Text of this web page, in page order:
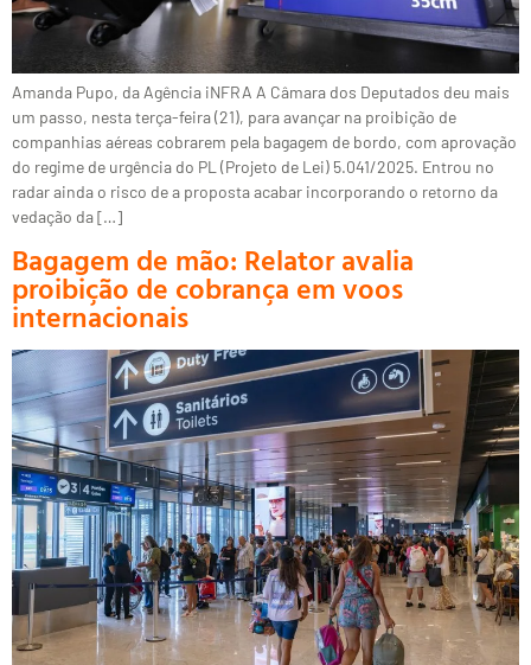
Amanda Pupo, da Agência iNFRA A Câmara dos Deputados deu mais
um passo, nesta terça-feira (21), para avançar na proibição de
companhias aéreas cobrarem pela bagagem de bordo, com aprovação
do regime de urgência do PL (Projeto de Lei) 5.041/2025. Entrou no
radar ainda o risco de a proposta acabar incorporando o retorno da
vedação da […]
Bagagem de mão: Relator avalia
proibição de cobrança em voos
internacionais